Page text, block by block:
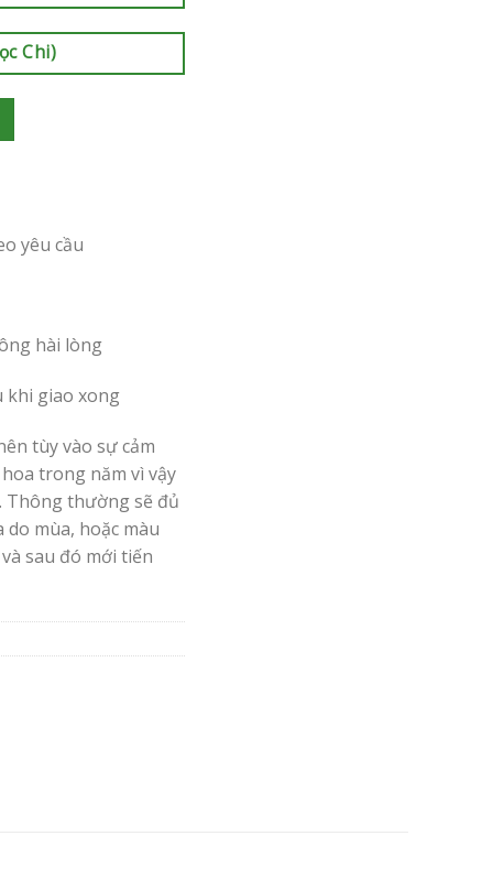
Chi)
yêu cầu
hài lòng
khi giao xong
tùy vào sự cảm
trong năm vì vậy
Thông thường sẽ đủ
mùa, hoặc màu
sau đó mới tiến